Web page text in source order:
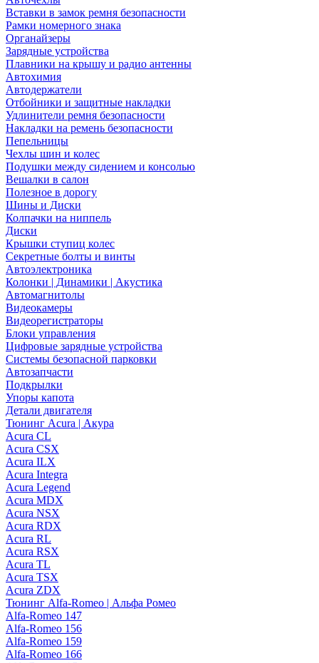
Вставки в замок ремня безопасности
Рамки номерного знака
Органайзеры
Зарядные устройства
Плавники на крышу и радио антенны
Автохимия
Автодержатели
Отбойники и защитные накладки
Удлинители ремня безопасности
Накладки на ремень безопасности
Пепельницы
Чехлы шин и колес
Подушки между сидением и консолью
Вешалки в салон
Полезное в дорогу
Шины и Диски
Колпачки на ниппель
Диски
Крышки ступиц колес
Секретные болты и винты
Автоэлектроника
Колонки | Динамики | Акустика
Автомагнитолы
Видеокамеры
Видеорегистраторы
Блоки управления
Цифровые зарядные устройства
Системы безопасной парковки
Автозапчасти
Подкрылки
Упоры капота
Детали двигателя
Тюнинг Acura | Акура
Acura CL
Acura CSX
Acura ILX
Acura Integra
Acura Legend
Acura MDX
Acura NSX
Acura RDX
Acura RL
Acura RSX
Acura TL
Acura TSX
Acura ZDX
Тюнинг Alfa-Romeo | Альфа Ромео
Alfa-Romeo 147
Alfa-Romeo 156
Alfa-Romeo 159
Alfa-Romeo 166